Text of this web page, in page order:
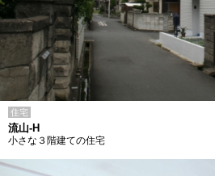
住宅
流山-H
小さな３階建ての住宅